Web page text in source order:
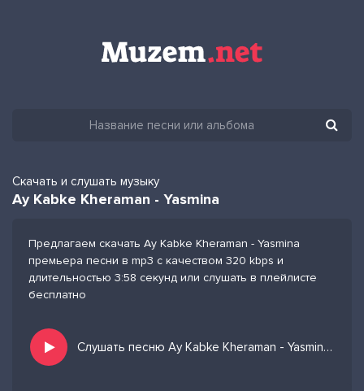
Скачать и слушать музыку
Ay Kabke Kheraman - Yasmina
Предлагаем скачать Ay Kabke Kheraman - Yasmina
премьера песни в mp3 с качеством 320 kbps и
длительностью 3:58 секунд или слушать в плейлисте
бесплатно
Слушать песню Ay Kabke Kheraman - Yasmina и добавить в избранных